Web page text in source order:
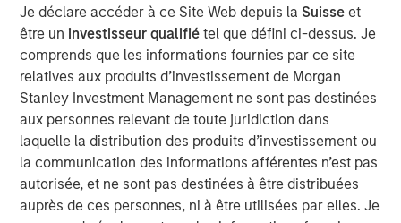
Je déclare accéder à ce Site Web depuis la Suisse et
être un investisseur qualifiétel que défini ci-dessus. Je
comprends que les informations fournies par ce site
relatives aux produits d’investissement de Morgan
Stanley Investment Management ne sont pas destinées
aux personnes relevant de toute juridiction dans
laquelle la distribution des produits d’investissement ou
la communication des informations afférentes n’est pas
autorisée, et ne sont pas destinées à être distribuées
auprès de ces personnes, ni à être utilisées par elles. Je
treatment for multiple indications including pain-
related conditions.
Click on the PDF to read the full report.
Télécharger le PDF
Counterpoint Global